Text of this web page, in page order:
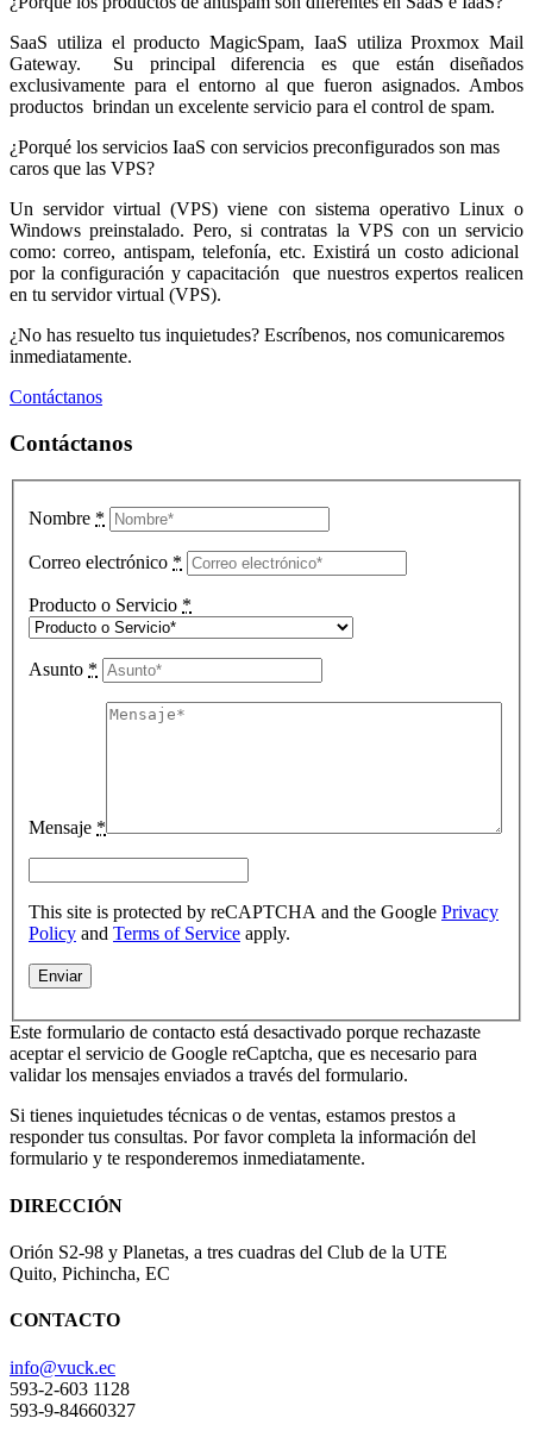
SaaS utiliza el producto MagicSpam, IaaS utiliza Proxmox Mail
Gateway. Su principal diferencia es que están diseñados
exclusivamente para el entorno al que fueron asignados. Ambos
productos brindan un excelente servicio para el control de spam.
¿Porqué los servicios IaaS con servicios preconfigurados son mas
caros que las VPS?
Un servidor virtual (VPS) viene con sistema operativo Linux o
Windows preinstalado. Pero, si contratas la VPS con un servicio
como: correo, antispam, telefonía, etc. Existirá un costo adicional
por la configuración y capacitación que nuestros expertos realicen
en tu servidor virtual (VPS).
¿No has resuelto tus inquietudes? Escríbenos, nos comunicaremos
inmediatamente.
Contáctanos
Contáctanos
Nombre *
Correo electrónico *
Producto o Servicio *
Asunto *
Mensaje *
This site is protected by reCAPTCHA and the Google Privacy
Policy and Terms of Service apply.
Este formulario de contacto está desactivado porque rechazaste
aceptar el servicio de Google reCaptcha, que es necesario para
validar los mensajes enviados a través del formulario.
Si tienes inquietudes técnicas o de ventas, estamos prestos a
responder tus consultas. Por favor completa la información del
formulario y te responderemos inmediatamente.
DIRECCIÓN
Orión S2-98 y Planetas, a tres cuadras del Club de la UTE
Quito, Pichincha, EC
CONTACTO
info@vuck.ec
593-2-603 1128
593-9-84660327